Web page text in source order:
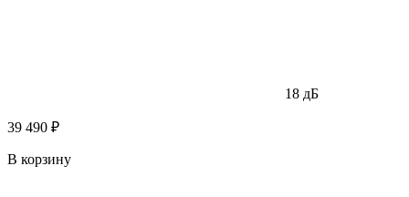
18 дБ
39 490 ₽
В корзину